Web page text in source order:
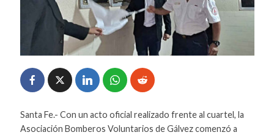
Santa Fe.- Con un acto oficial realizado frente al cuartel, la
Asociación Bomberos Voluntarios de Gálvez comenzó a